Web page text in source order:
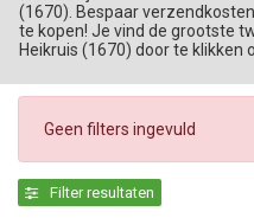
(1670). Bespaar
te kopen! Je vind de grootste
Heikruis (1670) door te klikken
Geen filters ingevuld
Filter resultaten